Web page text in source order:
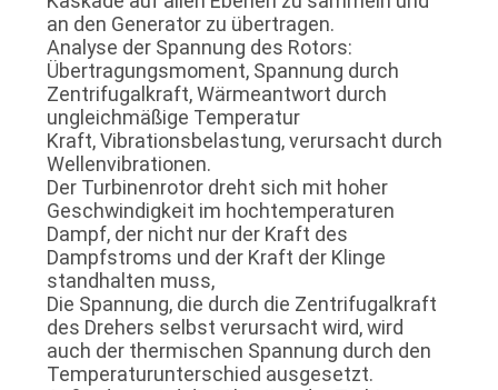
an den Generator zu übertragen.
Analyse der Spannung des Rotors:
Übertragungsmoment, Spannung durch
Zentrifugalkraft, Wärmeantwort durch
ungleichmäßige Temperatur
Kraft, Vibrationsbelastung, verursacht durch
Wellenvibrationen.
Der Turbinenrotor dreht sich mit hoher
Geschwindigkeit im hochtemperaturen
Dampf, der nicht nur der Kraft des
Dampfstroms und der Kraft der Klinge
standhalten muss,
Die Spannung, die durch die Zentrifugalkraft
des Drehers selbst verursacht wird, wird
auch der thermischen Spannung durch den
Temperaturunterschied ausgesetzt.